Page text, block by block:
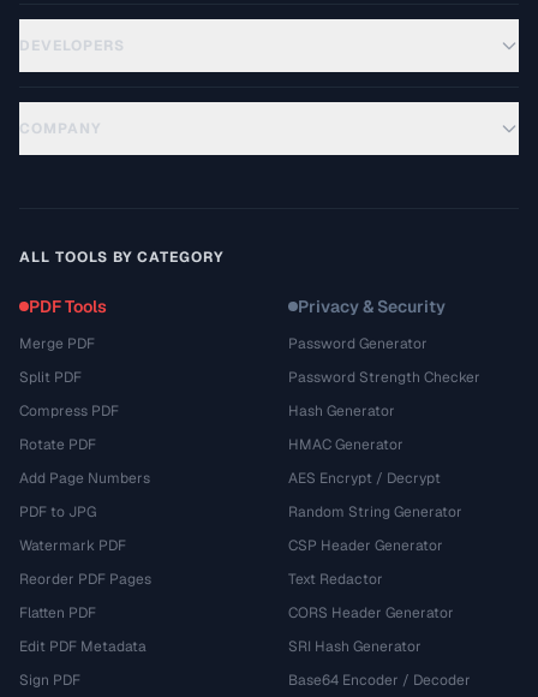
DEVELOPERS
COMPANY
ALL TOOLS BY CATEGORY
PDF Tools
Merge PDF
Split PDF
Compress PDF
Rotate PDF
Add Page Numbers
PDF to JPG
Watermark PDF
Reorder PDF Pages
Flatten PDF
Edit PDF Metadata
Sign PDF
Privacy & Security
Password Generator
Password Strength Checker
Hash Generator
HMAC Generator
AES Encrypt / Decrypt
Random String Generator
CSP Header Generator
Text Redactor
CORS Header Generator
SRI Hash Generator
Base64 Encoder / Decoder